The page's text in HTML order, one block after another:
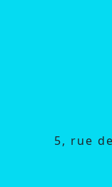
5, rue de l'Hôtel de Ville, 45500